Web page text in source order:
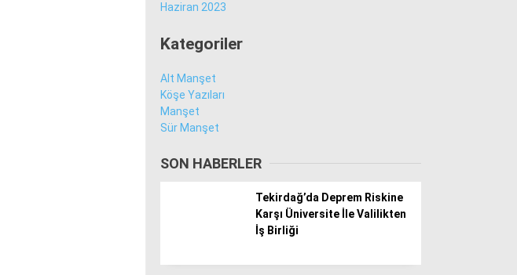
Haziran 2023
Kategoriler
Alt Manşet
Köşe Yazıları
Manşet
Sür Manşet
SON HABERLER
Tekirdağ’da Deprem Riskine
Karşı Üniversite İle Valilikten
İş Birliği